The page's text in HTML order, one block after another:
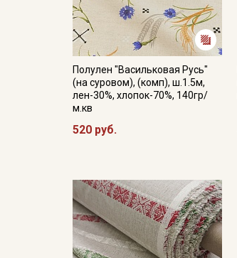
Полулен "Васильковая Русь"
(на суровом), (комп), ш.1.5м,
лен-30%, хлопок-70%, 140гр/
м.кв
520 руб.